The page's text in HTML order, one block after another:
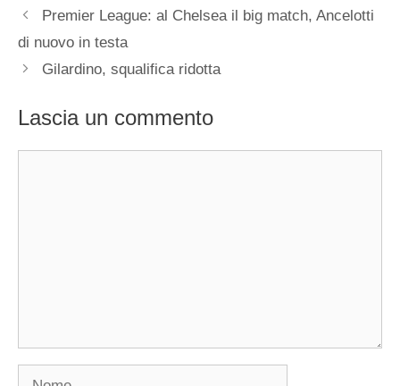
Premier League: al Chelsea il big match, Ancelotti
di nuovo in testa
Gilardino, squalifica ridotta
Lascia un commento
Nome